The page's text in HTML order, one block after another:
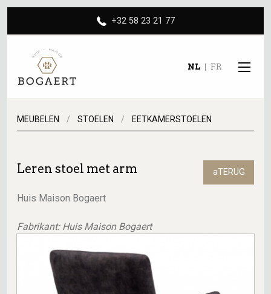
+32 58 23 21 77
NL FR
MEUBELEN STOELEN EETKAMERSTOELEN
Leren stoel met arm
Huis Maison Bogaert
Fabrikant: Huis Maison Bogaert
aTERUG